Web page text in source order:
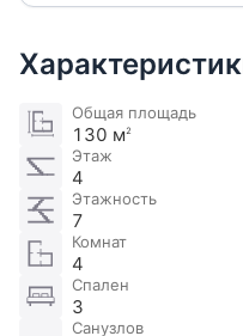
Общая площадь
130 м2
Этаж
4
Этажность
7
Комнат
4
Спален
3
Санузлов